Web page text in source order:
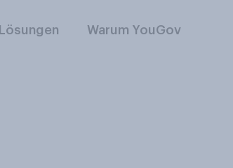
Lösungen Warum YouGov